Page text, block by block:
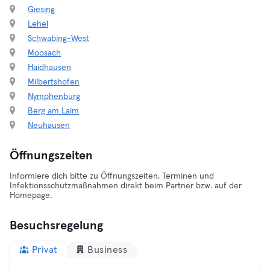
Giesing
Lehel
Schwabing-West
Moosach
Haidhausen
Milbertshofen
Nymphenburg
Berg am Laim
Neuhausen
Öffnungszeiten
Informiere dich bitte zu Öffnungszeiten, Terminen und
Infektionsschutzmaßnahmen direkt beim Partner bzw. auf der
Homepage.
Besuchsregelung
Privat Business